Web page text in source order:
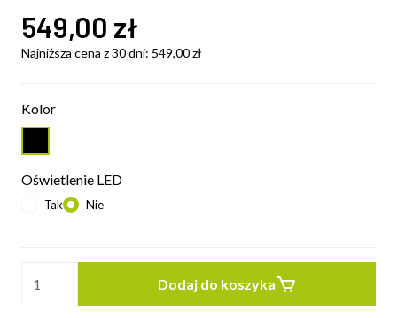
549,00 zł
Najniższa cena z 30 dni: 549,00zł
Kolor
Oświetlenie LED
Tak Nie
Dodaj do koszyka